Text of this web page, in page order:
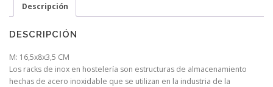
Descripción
DESCRIPCIÓN
M: 16,5x8x3,5 CM
Los racks de inox en hostelería son estructuras de almacenamiento
hechas de acero inoxidable que se utilizan en la industria de la